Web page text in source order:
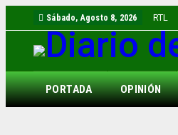
Sábado, Agosto 8, 2026 RTL
PORTADA OPINIÓN